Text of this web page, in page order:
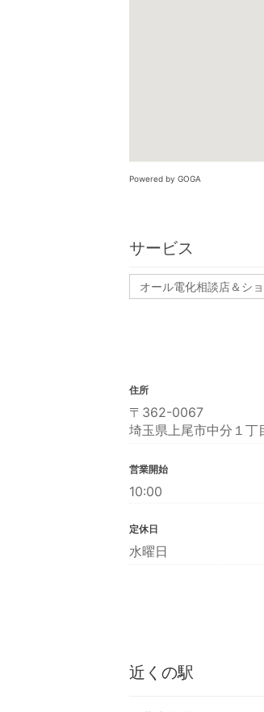
Powered by GOGA
サービス
オール電化相談店＆シ
住所
〒362-0067
埼玉県上尾市中分１丁
営業開始
10:00
定休日
水曜日
近くの駅